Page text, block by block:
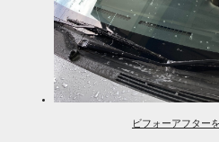
ビフォーアフター